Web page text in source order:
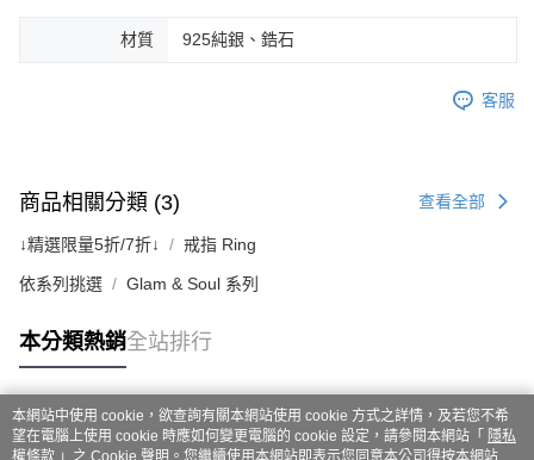
材質 925純銀、鋯石
客服
商品相關分類 (3) 查看全部
↓精選限量5折/7折↓ 戒指 Ring
依系列挑選 Glam & Soul 系列
本分類熱銷全站排行
熱門標籤
本網站中使用 cookie，欲查詢有關本網站使用 cookie 方式之詳情，及若您不希
望在電腦上使用 cookie 時應如何變更電腦的 cookie 設定，請參閱本網站「 隱私
權條款 」之 Cookie 聲明。您繼續使用本網站即表示您同意本公司得按本網站使